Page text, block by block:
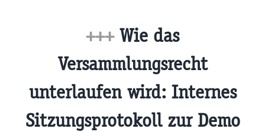
+++Wie das
Versammlungsrecht
unterlaufen wird: Internes
Sitzungsprotokoll zur Demo